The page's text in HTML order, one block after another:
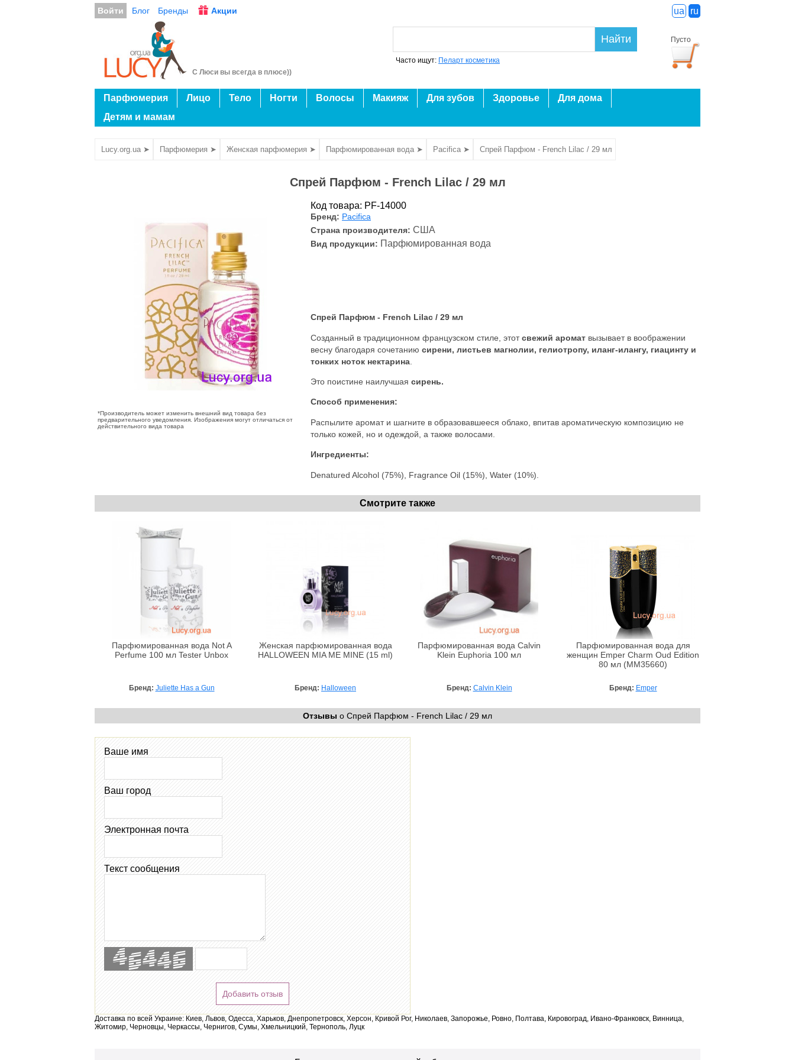
Войти Блог Бренды Акции ua ru
С Люси вы всегда в плюсе))
Пусто
Найти
Часто ищут: Пеларт косметика
Парфюмерия Лицо Тело Ногти Волосы Макияж Для зубов Здоровье
Для дома
Детям и мамам
Lucy.org.ua ➤ Парфюмерия ➤ Женская парфюмерия ➤ Парфюмированная вода ➤ Pacifica ➤ Спрей Парфюм - French Lilac / 29 мл
Спрей Парфюм - French Lilac / 29 мл
*Производитель может изменить внешний вид товара без
предварительного уведомления. Изображения могут отличаться от
действительного вида товара
Код товара: PF-14000
Бренд: Pacifica
Страна производителя: США
Вид продукции: Парфюмированная вода
Спрей Парфюм - French Lilac / 29 мл
Созданный в традиционном французском стиле, этотсвежий аромат вызывает в воображении
весну благодаря сочетанию сирени, листьев магнолии, гелиотропу, иланг-илангу, гиацинту и
тонких ноток нектарина
Это поистине наилучшая сирень.
Способ применения:
Распылите аромат и шагните в образовавшееся облако, впитав ароматическую композицию не
только кожей, но и одеждой, а также волосами.
Ингредиенты:
Denatured Alcohol (75%), Fragrance Oil (15%), Water (10%).
Смотрите также
Парфюмированная вода Not A
Perfume 100 мл Tester Unbox
Бренд: Juliette Has a Gun
Женская парфюмированная вода
HALLOWEEN MIA ME MINE (15 ml)
Бренд: Halloween
Парфюмированная вода Calvin
Klein Euphoria 100 мл
Бренд: Calvin Klein
Парфюмированная вода для
женщин Emper Charm Oud Edition
80 мл (MM35660)
Бренд: Emper
Отзывы о Спрей Парфюм - French Lilac / 29 мл
Ваше имя
Ваш город
Электронная почта
Текст сообщения
Добавить отзыв
Доставка по всей Украине: Киев, Львов, Одесса, Харьков, Днепропетровск, Херсон, Кривой Рог, Николаев, Запорожье, Ровно, Полтава, Кировоград, Ивано-Франковск, Винница,
Житомир, Черновцы, Черкассы, Чернигов, Сумы, Хмельницкий, Тернополь, Луцк